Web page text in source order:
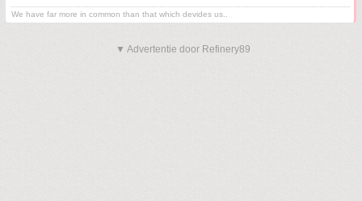
We have far more in common than that which devides us..
▼ Advertentie door Refinery89